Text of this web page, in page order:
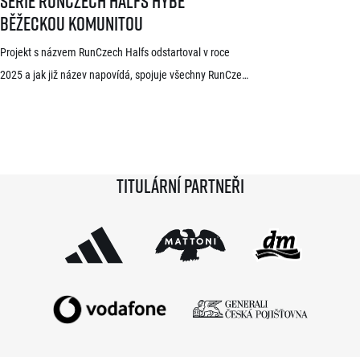
běžeckou komunitou
Projekt s názvem RunCzech Halfs odstartoval v roce
2025 a jak již název napovídá, spojuje všechny RunCzech
sezónu a od startu tak uběhlo teprve 18 měsíců,
Titulární partneři